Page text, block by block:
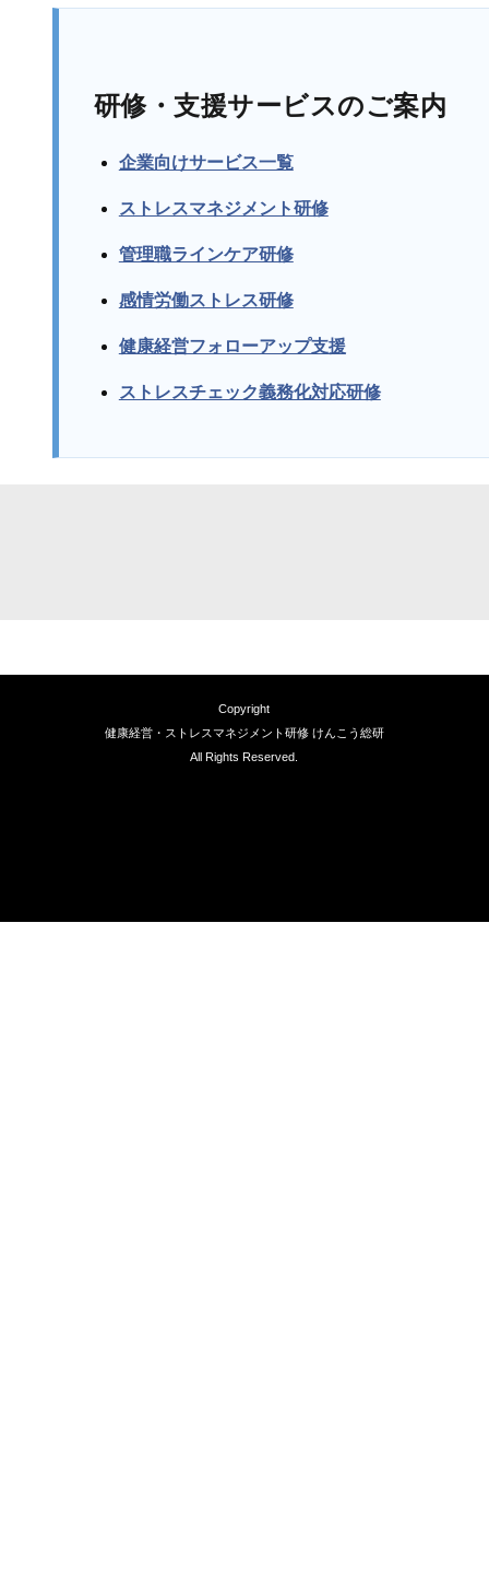
研修・支援サービスのご案内
企業向けサービス一覧
ストレスマネジメント研修
管理職ラインケア研修
感情労働ストレス研修
健康経営フォローアップ支援
ストレスチェック義務化対応研修
Copyright
健康経営・ストレスマネジメント研修 けんこう総研
All Rights Reserved.